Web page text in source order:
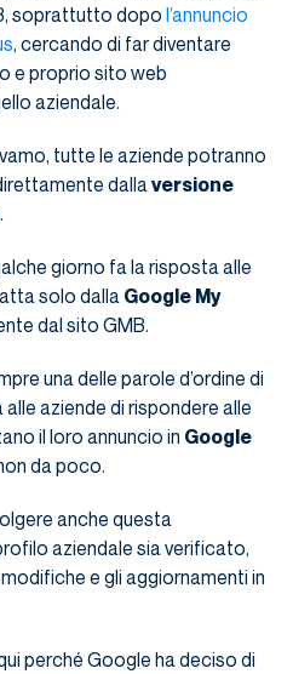
soprattutto dopo l’annuncio
, cercando di far diventare
e proprio sito web
aziendale.
tutte le aziende potranno
dallaversione
.
giorno fa la risposta alle
solo dalla Google My
dal sito GMB.
una delle parole d’ordine di
aziende di rispondere alle
il loro annuncio in Google
da poco.
anche questa
aziendale sia verificato,
e gli aggiornamenti in
perché Google ha deciso di